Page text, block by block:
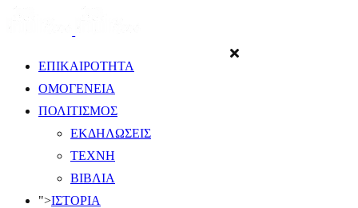
ΕΠΙΚΑΙΡΟΤΗΤΑ
ΟΜΟΓΕΝΕΙΑ
ΠΟΛΙΤΙΣΜΟΣ
ΕΚΔΗΛΩΣΕΙΣ
ΤΕΧΝΗ
ΒΙΒΛΙΑ
">ΙΣΤΟΡΙΑ